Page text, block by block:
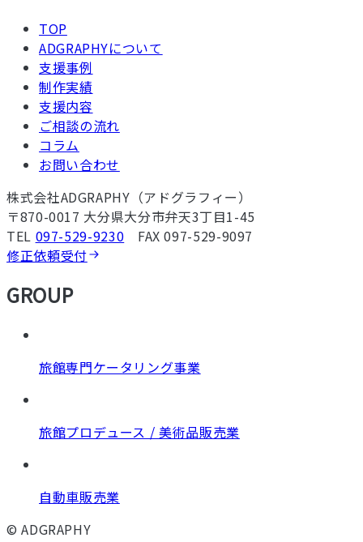
TOP
ADGRAPHYについて
支援事例
制作実績
支援内容
ご相談の流れ
コラム
お問い合わせ
株式会社ADGRAPHY（アドグラフィー）
〒870-0017 大分県大分市弁天3丁目1-45
TEL 097-529-9230 FAX 097-529-9097
修正依頼受付
GROUP
旅館専門ケータリング事業
旅館プロデュース / 美術品販売業
自動車販売業
© ADGRAPHY